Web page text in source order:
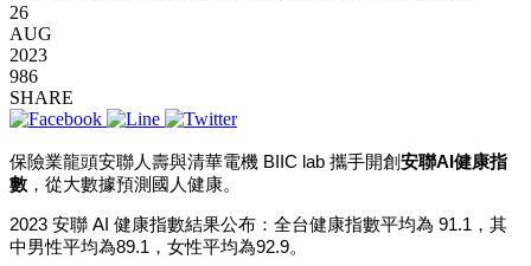
26
AUG
2023
986
SHARE
保險業龍頭安聯人壽與清華電機 BIIC lab 攜手開創安聯AI 健康指
數 ，從大數據預測國人健康。
2023 安聯 AI 健康指數結果公布：全台健康指數平均為 91.1，其
中男性平均為89.1 ，女性平均為92.9。